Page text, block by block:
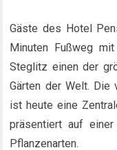
Gäste des Hotel
Minuten Fußweg
Steglitz einen der
Gärten der Welt. Die
ist heute eine
präsentiert auf
Pflanzenarten.